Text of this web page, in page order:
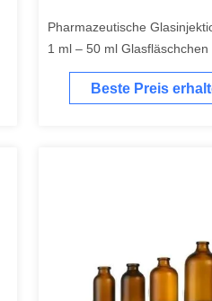
Pharmazeutische
1 ml – 50 ml Glasfläschchen
Gummistopfen
Beste Preis